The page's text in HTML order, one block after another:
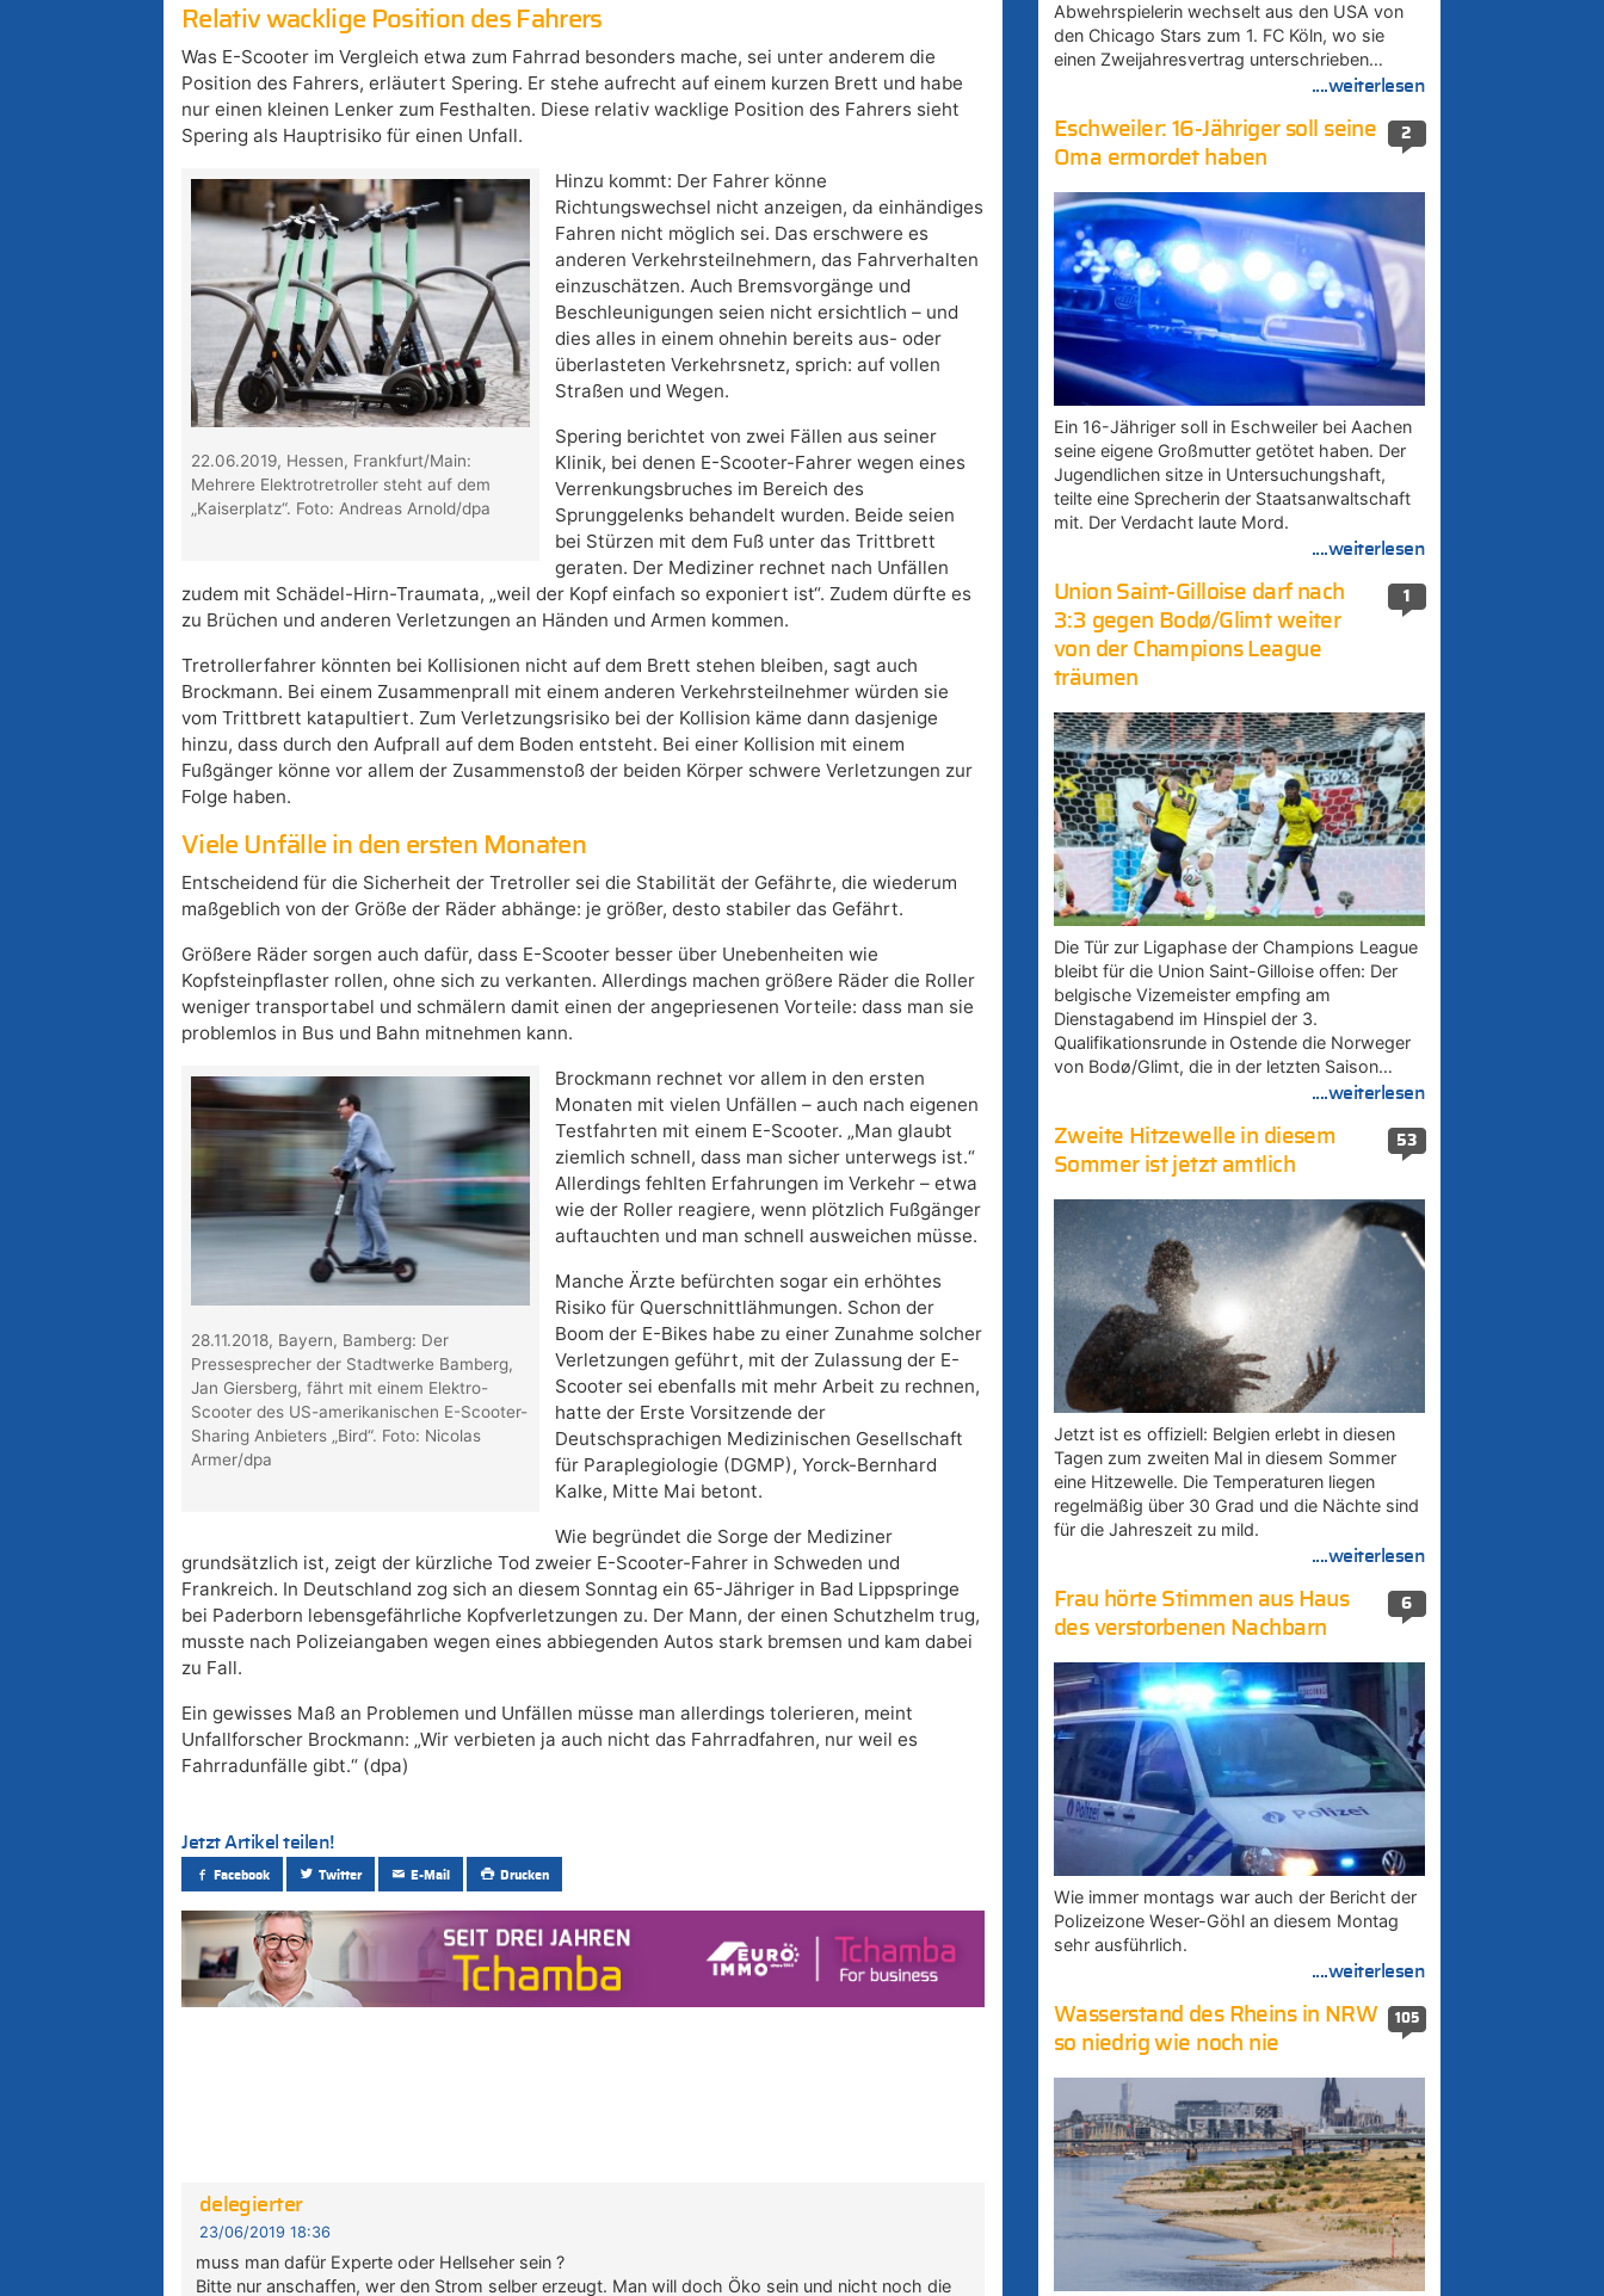
Relativ wacklige Position des Fahrers
Was E-Scooter im Vergleich etwa zum Fahrrad besonders mache, sei unter anderem die
Position des Fahrers, erläutert Spering. Er stehe aufrecht auf einem kurzen Brett und habe
nur einen kleinen Lenker zum Festhalten. Diese relativ wacklige Position des Fahrers sieht
Spering als Hauptrisiko für einen Unfall.
22.06.2019, Hessen, Frankfurt/Main:
Mehrere Elektrotretroller steht auf dem
„Kaiserplatz“. Foto: Andreas Arnold/dpa
Hinzu kommt: Der Fahrer könne
Richtungswechsel nicht anzeigen, da einhändiges
Fahren nicht möglich sei. Das erschwere es
anderen Verkehrsteilnehmern, das Fahrverhalten
einzuschätzen. Auch Bremsvorgänge und
Beschleunigungen seien nicht ersichtlich – und
dies alles in einem ohnehin bereits aus- oder
überlasteten Verkehrsnetz, sprich: auf vollen
Straßen und Wegen.
Spering berichtet von zwei Fällen aus seiner
Klinik, bei denen E-Scooter-Fahrer wegen eines
Verrenkungsbruches im Bereich des
Sprunggelenks behandelt wurden. Beide seien
bei Stürzen mit dem Fuß unter das Trittbrett
geraten. Der Mediziner rechnet nach Unfällen
zudem mit Schädel-Hirn-Traumata, „weil der Kopf einfach so exponiert ist“. Zudem dürfte es
zu Brüchen und anderen Verletzungen an Händen und Armen kommen.
Tretrollerfahrer könnten bei Kollisionen nicht auf dem Brett stehen bleiben, sagt auch
Brockmann. Bei einem Zusammenprall mit einem anderen Verkehrsteilnehmer würden sie
vom Trittbrett katapultiert. Zum Verletzungsrisiko bei der Kollision käme dann dasjenige
hinzu, dass durch den Aufprall auf dem Boden entsteht. Bei einer Kollision mit einem
Fußgänger könne vor allem der Zusammenstoß der beiden Körper schwere Verletzungen zur
Folge haben.
Viele Unfälle in den ersten Monaten
Entscheidend für die Sicherheit der Tretroller sei die Stabilität der Gefährte, die wiederum
maßgeblich von der Größe der Räder abhänge: je größer, desto stabiler das Gefährt.
Größere Räder sorgen auch dafür, dass E-Scooter besser über Unebenheiten wie
Kopfsteinpflaster rollen, ohne sich zu verkanten. Allerdings machen größere Räder die Roller
weniger transportabel und schmälern damit einen der angepriesenen Vorteile: dass man sie
problemlos in Bus und Bahn mitnehmen kann.
28.11.2018, Bayern, Bamberg: Der
Pressesprecher der Stadtwerke Bamberg,
Jan Giersberg, fährt mit einem Elektro-
Scooter des US-amerikanischen E-Scooter-
Sharing Anbieters „Bird“. Foto: Nicolas
Armer/dpa
Brockmann rechnet vor allem in den ersten
Monaten mit vielen Unfällen – auch nach eigenen
Testfahrten mit einem E-Scooter. „Man glaubt
ziemlich schnell, dass man sicher unterwegs ist.“
Allerdings fehlten Erfahrungen im Verkehr – etwa
wie der Roller reagiere, wenn plötzlich Fußgänger
auftauchten und man schnell ausweichen müsse.
Manche Ärzte befürchten sogar ein erhöhtes
Risiko für Querschnittlähmungen. Schon der
Boom der E-Bikes habe zu einer Zunahme solcher
Verletzungen geführt, mit der Zulassung der E-
Scooter sei ebenfalls mit mehr Arbeit zu rechnen,
hatte der Erste Vorsitzende der
Deutschsprachigen Medizinischen Gesellschaft
für Paraplegiologie (DGMP), Yorck-Bernhard
Kalke, Mitte Mai betont.
Wie begründet die Sorge der Mediziner
grundsätzlich ist, zeigt der kürzliche Tod zweier E-Scooter-Fahrer in Schweden und
Frankreich. In Deutschland zog sich an diesem Sonntag ein 65-Jähriger in Bad Lippspringe
bei Paderborn lebensgefährliche Kopfverletzungen zu. Der Mann, der einen Schutzhelm trug,
musste nach Polizeiangaben wegen eines abbiegenden Autos stark bremsen und kam dabei
zu Fall.
Ein gewisses Maß an Problemen und Unfällen müsse man allerdings tolerieren, meint
Unfallforscher Brockmann: „Wir verbieten ja auch nicht das Fahrradfahren, nur weil es
Fahrradunfälle gibt.“ (dpa)
Jetzt Artikel teilen!
Facebook Twitter E-Mail Drucken
delegierter
23/06/2019 18:36
muss man dafür Experte oder Hellseher sein ?
Bitte nur anschaffen, wer den Strom selber erzeugt. Man will doch Öko sein und nicht noch die
Abwehrspielerin wechselt aus den USA von
den Chicago Stars zum 1. FC Köln, wo sie
einen Zweijahresvertrag unterschrieben…
....weiterlesen
2
Eschweiler: 16-Jähriger soll seine
Oma ermordet haben
Ein 16-Jähriger soll in Eschweiler bei Aachen
seine eigene Großmutter getötet haben. Der
Jugendlichen sitze in Untersuchungshaft,
teilte eine Sprecherin der Staatsanwaltschaft
mit. Der Verdacht laute Mord.
....weiterlesen
1
Union Saint-Gilloise darf nach
3:3 gegen Bodø/Glimt weiter
von der Champions League
träumen
Die Tür zur Ligaphase der Champions League
bleibt für die Union Saint-Gilloise offen: Der
belgische Vizemeister empfing am
Dienstagabend im Hinspiel der 3.
Qualifikationsrunde in Ostende die Norweger
von Bodø/Glimt, die in der letzten Saison…
....weiterlesen
53
Zweite Hitzewelle in diesem
Sommer ist jetzt amtlich
Jetzt ist es offiziell: Belgien erlebt in diesen
Tagen zum zweiten Mal in diesem Sommer
eine Hitzewelle. Die Temperaturen liegen
regelmäßig über 30 Grad und die Nächte sind
für die Jahreszeit zu mild.
....weiterlesen
6
Frau hörte Stimmen aus Haus
des verstorbenen Nachbarn
Wie immer montags war auch der Bericht der
Polizeizone Weser-Göhl an diesem Montag
sehr ausführlich.
....weiterlesen
105
Wasserstand des Rheins in NRW
so niedrig wie noch nie